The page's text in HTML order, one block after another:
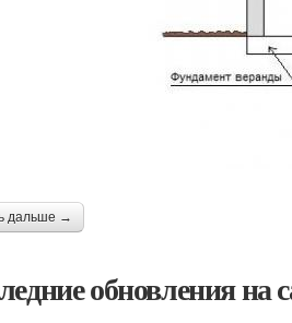
дальше →
обновления на